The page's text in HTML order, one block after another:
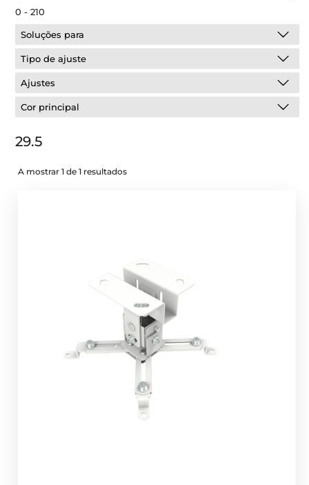
0 - 210
Soluções para
Tipo de ajuste
Ajustes
Cor principal
29.5
A mostrar 1 de 1 resultados